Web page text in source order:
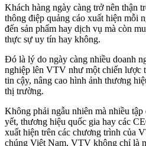
Khách hàng ngày càng trở nên thận
thông điệp quảng cáo xuất hiện mỗi
đến sản phẩm hay dịch vụ mà còn
thực sự uy tín hay không.
Đó là lý do ngày càng nhiều doanh
nghiệp lên VTV như một chiến lược
tin cậy, nâng cao hình ảnh thương
thị trường.
Không phải ngẫu nhiên mà nhiều
yết, thương hiệu quốc gia hay các
xuất hiện trên các chương trình của
chúng Việt Nam, VTV không chỉ là